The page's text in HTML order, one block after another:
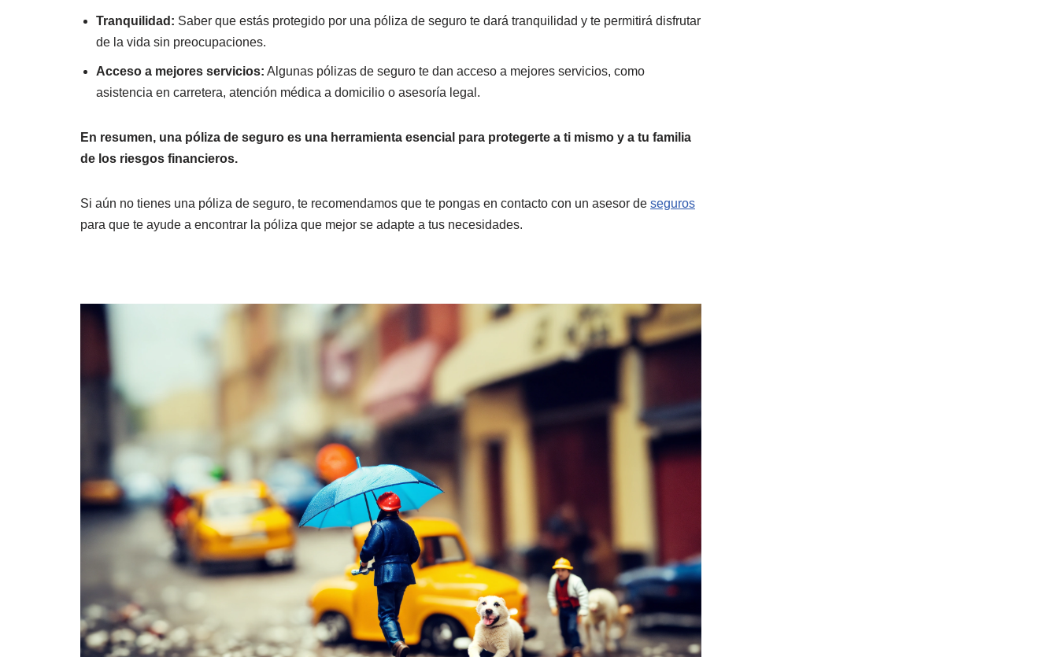
Tranquilidad: Saber que estás protegido por una póliza de seguro te dará tranquilidad y te permitirá disfrutar
de la vida sin preocupaciones.
Acceso a mejores servicios: Algunas pólizas de seguro te dan acceso a mejores servicios, como
asistencia en carretera, atención médica a domicilio o asesoría legal.
En resumen, una póliza de seguro es una herramienta esencial para protegerte a ti mismo y a tu familia
de los riesgos financieros.
Si aún no tienes una póliza de seguro, te recomendamos que te pongas en contacto con un asesor de seguros
para que te ayude a encontrar la póliza que mejor se adapte a tus necesidades.